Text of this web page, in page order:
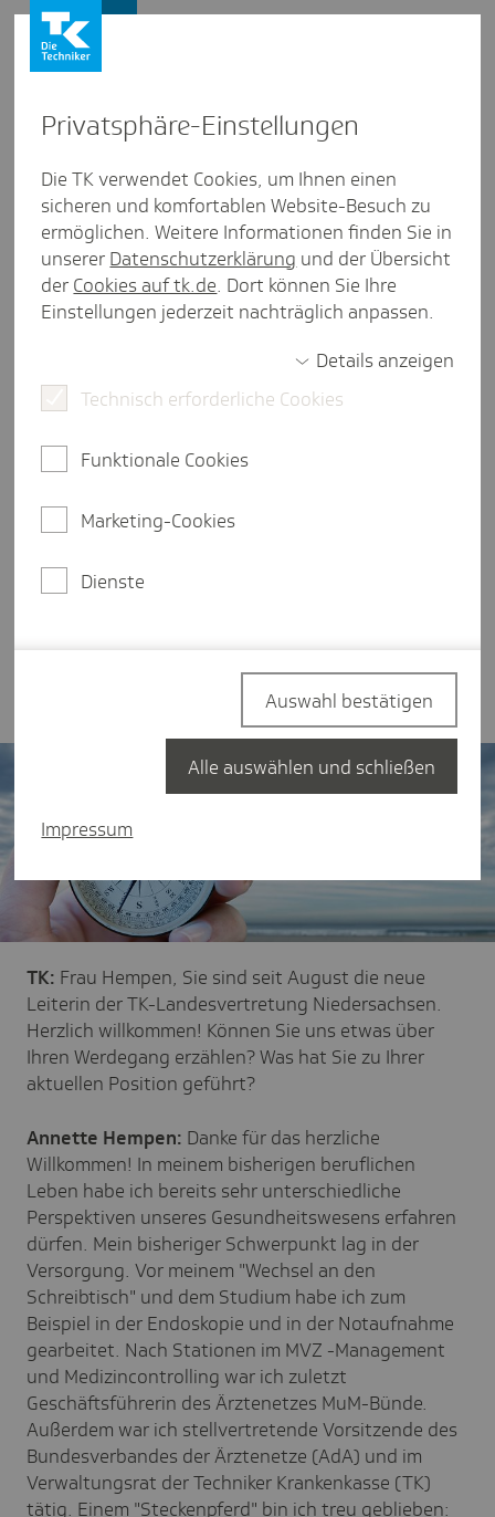
Gesund­heits­ver­sor­gung im
Wandel: Annette Hempen im
Inter­view
Inter­view aus Nieder­sachsen
Seit dem 1. August 2025 ist Annette Hempen die
neue Leiterin der TK-Landesvertretung
Niedersachsen. Die Medizinökonomin bringt mehr
als 20 Jahre Erfahrung im Gesundheitswesen
diversen medizinischen Einrichtungen mit. Im
5 Minuten Lesezeit
Presse und Politik Gesundheitspolitik
TK: Frau Hempen, Sie sind seit August die neue
Leiterin der TK-Landesvertretung Niedersachsen.
Herzlich willkommen! Können Sie uns etwas über
Ihren Werdegang erzählen? Was hat Sie zu Ihrer
aktuellen Position geführt?
Annette Hempen: Danke für das herzliche
Willkommen! In meinem bisherigen beruflichen
Leben habe ich bereits sehr unterschiedliche
Perspektiven unseres Gesundheitswesens erfahren
dürfen. Mein bisheriger Schwerpunkt lag in der
Versorgung. Vor meinem "Wechsel an den
Schreibtisch" und dem Studium habe ich zum
Beispiel in der Endoskopie und in der Notaufnahme
gearbeitet. Nach Stationen im MVZ -Management
und Medizincontrolling war ich zuletzt
Geschäftsführerin des Ärztenetzes MuM-Bünde.
Außerdem war ich stellvertretende Vorsitzende des
Bundesverbandes der Ärztenetze (AdA) und im
Verwaltungsrat der Techniker Krankenkasse (TK)
tätig. Einem "Steckenpferd" bin ich treu geblieben:
Privat­sphäre-Einstel­lungen
Die TK verwendet Cookies, um Ihnen einen
sicheren und komfortablen Website-Besuch zu
ermöglichen. Weitere Informationen finden Sie in
unserer Datenschutzerklärung und der Übersicht
der Cookies auf tk.de. Dort können Sie Ihre
Einstellungen jederzeit nachträglich anpassen.
Details anzeigen
Technisch erforderliche Cookies
Funktionale Cookies
Marketing-Cookies
Dienste
Impressum
Auswahl bestätigen
Alle auswählen und schließen